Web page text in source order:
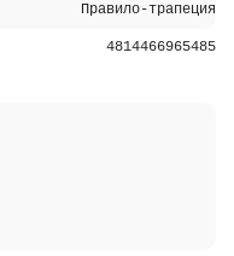
Правило-трапеция
4814466965485